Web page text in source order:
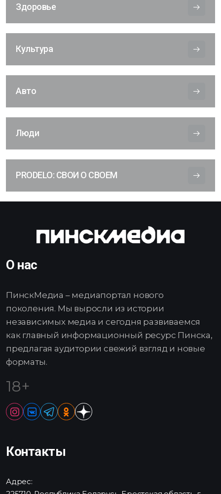
Здоровье
Культура
Авто
Люди
PRODELO: СВОИ О СВОЕМ
О нас
ПинскМедиа – медиапортал нового
поколения. Мы выросли из истории
независимых медиа и сегодня развиваемся
как главный информационный ресурс Пинска,
предлагая аудитории свежий взгляд и новые
форматы.
18+
Контакты
Адрес: